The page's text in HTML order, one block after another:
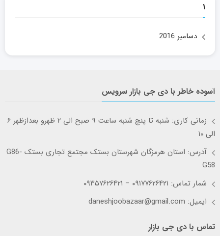
۱
دسامبر 2016
آسوده خاطر با دی جی بازار سرویس
زمانی کاری: شنبه تا پنچ شنبه ساعت ۹ صبح الی ۲ ظهرو بعدازظهر ۶
الی ۱۰
آدرس: استان هرمزگان شهرستان بستک مجتمع تجاری بستک G86-
G58
شمار تماس: ۰۹۱۷۷۶۲۶۴۲۱ – ۰۹۳۵۷۶۲۶۴۲۱
ایمیل: daneshjoobazaar@gmail.com
تماس با دی جی بازار